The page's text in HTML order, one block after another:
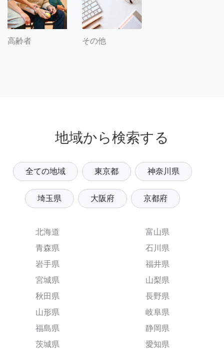
高齢者 その他
地域から検索する
全ての地域 東京都 神奈川県
埼玉県 大阪府 京都府
北海道
青森県
岩手県
宮城県
秋田県
山形県
福島県
茨城県
富山県
石川県
福井県
山梨県
長野県
岐阜県
静岡県
愛知県